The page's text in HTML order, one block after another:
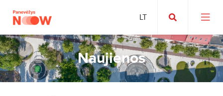
Naujienos